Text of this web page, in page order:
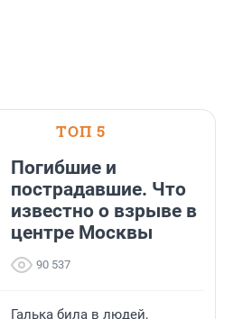
ТОП 5
Погибшие и
пострадавшие. Что
известно о взрыве в
центре Москвы
90 537
Галька била в людей,